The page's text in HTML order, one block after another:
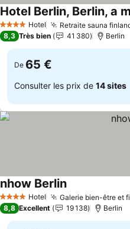
4 Étoiles Hotel Retraite sauna
8,3 Très bien 41 380 Berlin
De 65 €
Consulter les prix de 14 sites
4 Étoiles Hotel Galerie bien-être et
nhow Berlin
8,8 Excellent 19 138 Berlin